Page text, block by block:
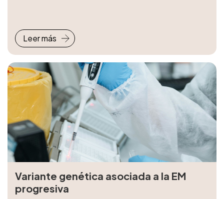
Leer más
Variante genética asociada a la EM
progresiva